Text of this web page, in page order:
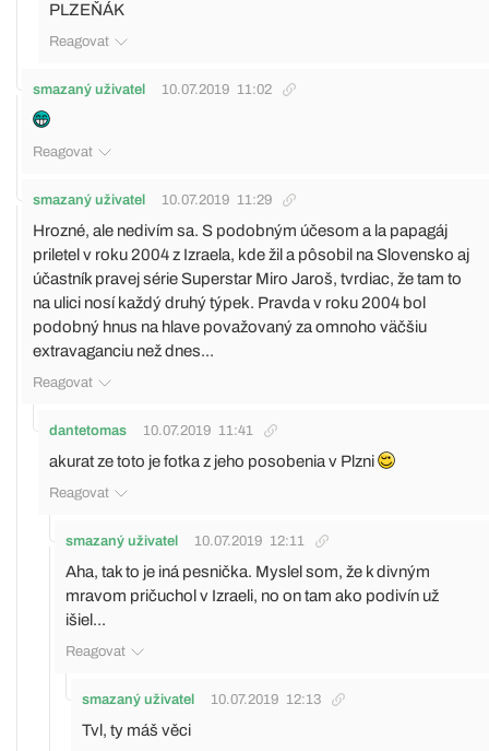
PLZEŇÁK
Reagovat
smazaný uživatel 10.07.2019 11:02
Reagovat
smazaný uživatel 10.07.2019 11:29
Hrozné, ale nedivím sa. S podobným účesom a la papagáj
priletel v roku 2004 z Izraela, kde žil a pôsobil na Slovensko aj
účastník pravej série Superstar Miro Jaroš, tvrdiac, že tam to
na ulici nosí každý druhý týpek. Pravda v roku 2004 bol
podobný hnus na hlave považovaný za omnoho väčšiu
extravaganciu než dnes...
Reagovat
dantetomas 10.07.2019 11:41
akurat ze toto je fotka z jeho posobenia v Plzni
Reagovat
smazaný uživatel 10.07.2019 12:11
Aha, tak to je iná pesnička. Myslel som, že k divným
mravom pričuchol v Izraeli, no on tam ako podivín už
išiel...
Reagovat
smazaný uživatel 10.07.2019 12:13
Tvl, ty máš věci